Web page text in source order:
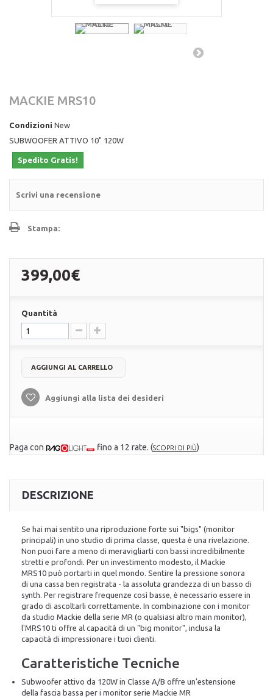
MACKIE MRS10
Condizioni New
SUBWOOFER ATTIVO 10" 120W
Spedito Gratis!
Scrivi una recensione
Stampa:
399,00€
Quantità
AGGIUNGI AL CARRELLO
Aggiungi alla lista dei desideri
Paga con fino a 12 rate. (SCOPRI DI PIÙ)
DESCRIZIONE
Se hai mai sentito una riproduzione forte sui "bigs" (monitor
principali) in uno studio di prima classe, questa è una rivelazione.
Non puoi fare a meno di meravigliarti con bassi incredibilmente
stretti e profondi. Per un investimento modesto, il Mackie
MRS10 può portarti in quel mondo. Sentire la pressione sonora
di una cassa ben registrata - la assoluta grandezza di un basso di
synth. Per registrare frequenze così basse, è necessario essere in
grado di ascoltarli correttamente. In combinazione con i monitor
da studio Mackie della serie MR (o qualsiasi altro main monitor),
l'MRS10 ti offre al capacità di un "big monitor", inclusa la
capacità di impressionare i tuoi clienti.
Caratteristiche Tecniche
Subwoofer attivo da 120W in Classe A/B offre un'estensione
della fascia bassa per i monitor serie Mackie MR